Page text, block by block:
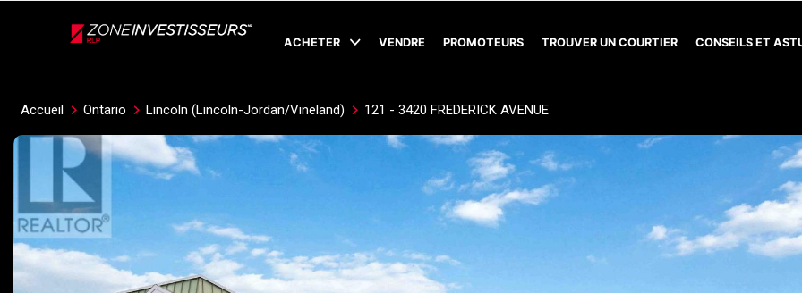
ACHETER VENDRE PROMOTEURS TROUVER UN COURTIER CONSEILS ET
Accueil Ontario Lincoln (Lincoln-Jordan/Vineland) 121 - 3420 FREDERICK AVENUE